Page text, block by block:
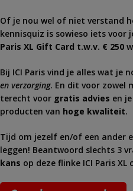
Of je nou wel of niet verstand
kennisquiz is sowieso iets voor
Paris XL Gift Card t.w.v. € 250
Bij ICI Paris vind je alles wat je
en verzorging. En dit voor zowel
terecht voor gratis advies en
producten van hoge kwaliteit.
Tijd om jezelf en/of een ander
leggen! Beantwoord slechts 3
kans op deze flinke ICI Paris XL